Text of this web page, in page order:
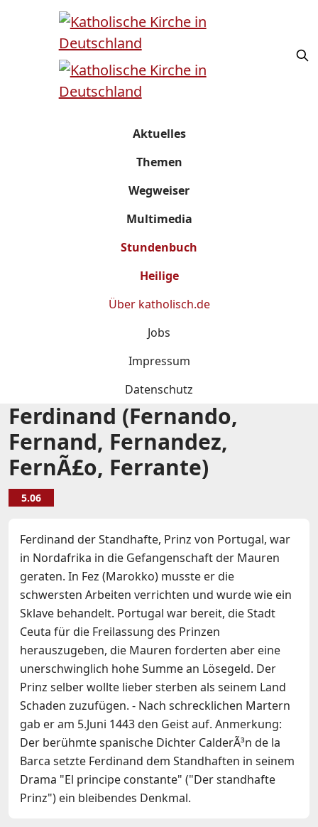
Aktuelles
Themen
Wegweiser
Multimedia
Stundenbuch
Heilige
Über katholisch.de
Jobs
Impressum
Datenschutz
Ferdinand (Fernando,
Fernand, Fernandez,
FernÃ£o, Ferrante)
5.06
Ferdinand der Standhafte, Prinz von Portugal, war
in Nordafrika in die Gefangenschaft der Mauren
geraten. In Fez (Marokko) musste er die
schwersten Arbeiten verrichten und wurde wie ein
Sklave behandelt. Portugal war bereit, die Stadt
Ceuta für die Freilassung des Prinzen
herauszugeben, die Mauren forderten aber eine
unerschwinglich hohe Summe an Lösegeld. Der
Prinz selber wollte lieber sterben als seinem Land
Schaden zuzufügen. - Nach schrecklichen Martern
gab er am 5.Juni 1443 den Geist auf. Anmerkung:
Der berühmte spanische Dichter CalderÃ³n de la
Barca setzte Ferdinand dem Standhaften in seinem
Drama "El principe constante" ("Der standhafte
Prinz") ein bleibendes Denkmal.